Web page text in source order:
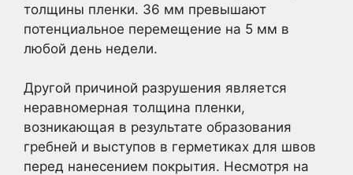
толщины пленки. 36 мм превышают
потенциальное перемещение на 5 мм в
любой день недели.
Другой причиной разрушения является
неравномерная толщина пленки,
возникающая в результате образования
гребней и выступов в герметиках для швов
перед нанесением покрытия. Несмотря на